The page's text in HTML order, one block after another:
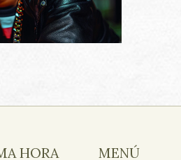
HORA
MENÚ